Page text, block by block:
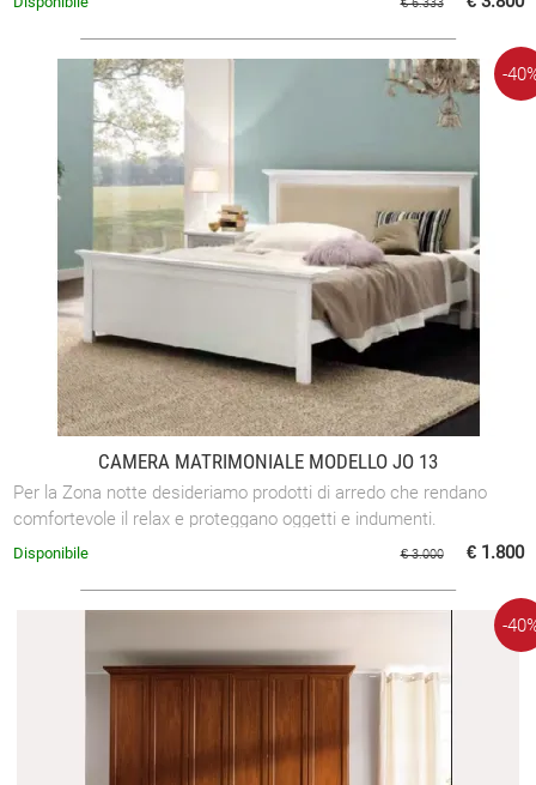
€ 6.333
CAMERA MATRIMONIALE MODELLO JO 13
Per la Zona notte desideriamo prodotti di arredo che rendano
comfortevole il relax e proteggano oggetti e indumenti.
-
€ 3.000 € 1.800
Disponibile
-